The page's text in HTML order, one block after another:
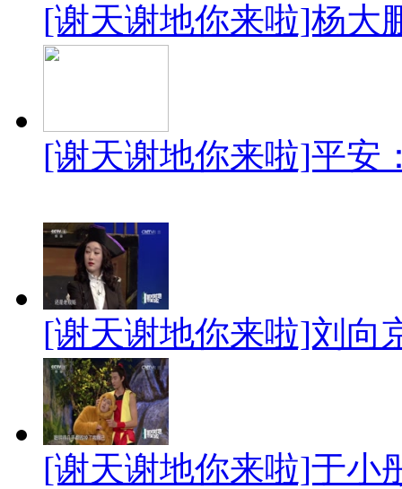
[谢天谢地你来啦]杨大
[谢天谢地你来啦]平安
[谢天谢地你来啦]刘向
[谢天谢地你来啦]于小